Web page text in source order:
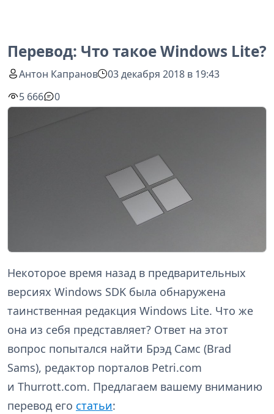
Перевод: Что такое Windows Lite?
Антон Капранов
03 декабря 2018 в 19:43
5 666
0
Некоторое время назад в предварительных
версиях Windows SDK была обнаружена
таинственная редакция Windows Lite. Что же
она из себя представляет? Ответ на этот
вопрос попытался найти Брэд Самс (Brad
Sams), редактор порталов Petri.com
и Thurrott.com. Предлагаем вашему вниманию
перевод его статьи: